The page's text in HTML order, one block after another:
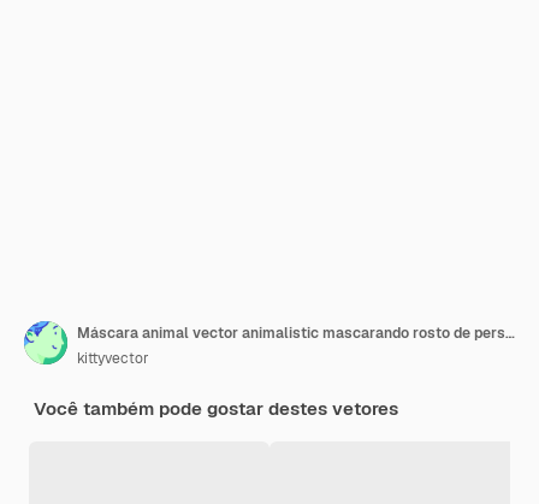
Máscara animal vector animalistic mascarando rosto de personagens selvagens urso lobo coelho e gato ou cachorro em conjunto de ilustração de disfarce do carnaval mascarado masquerade de macaco de traje isolado.
kittyvector
Você também pode gostar destes vetores